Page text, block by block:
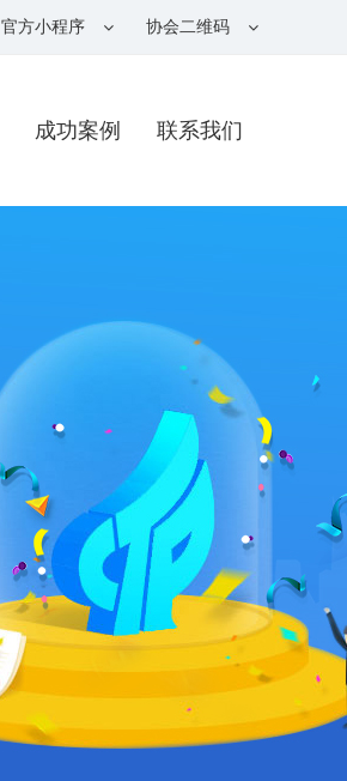
官方小程序 协会二维码
成功案例 联系我们